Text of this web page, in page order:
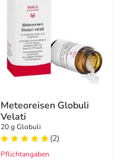
Meteoreisen Globuli
Velati
20 g Globuli
(2)
Pflichtangaben